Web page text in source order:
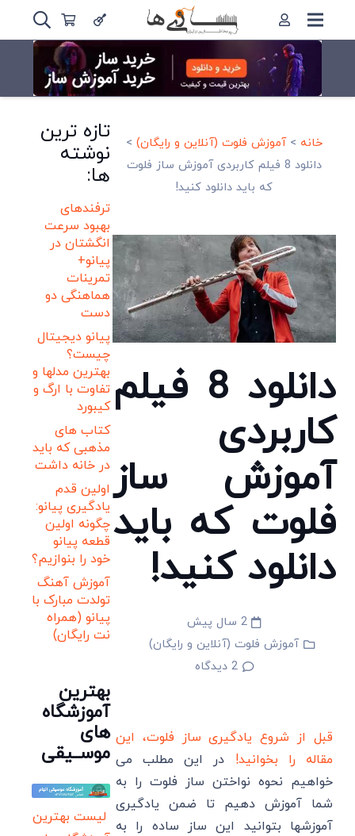
خانه >آموزش فلوت (آنلاین و رایگان) >
دانلود 8 فیلم کاربردی آموزش ساز فلوت
که باید دانلود کنید!
دانلود 8 فیلم
کاربردی
آموزش ساز
فلوت که باید
دانلود کنید!
2 سال پیش
آموزش فلوت (آنلاین و رایگان)
2 دیدگاه
قبل از شروع یادگیری ساز فلوت، این
مقاله را بخوانید! در این مطلب می
خواهیم نحوه نواختن ساز فلوت را به
شما آموزش دهیم تا ضمن یادگیری
آموزشها بتوانید این ساز ساده را به
تازه ترین
نوشته
ها:
ترفندهای
بهبود سرعت
انگشتان در
پیانو+
تمرینات
هماهنگی دو
دست
پیانو دیجیتال
چیست؟
بهترین مدلها و
تفاوت با ارگ و
کیبورد
کتاب های
مذهبی که باید
در خانه داشت
اولین قدم
یادگیری پیانو:
چگونه اولین
قطعه پیانو
خود را بنوازیم؟
آموزش آهنگ
تولدت مبارک با
پیانو (همراه
نت رایگان)
بهترین
آموزشگاه
های
موســیقی
لیست بهترین